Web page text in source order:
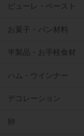
ピューレ・ペースト
お菓子・パン材料
半製品・お手軽食材
ハム・ウインナー
デコレーション
卵